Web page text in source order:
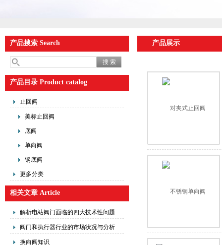
产品搜索 Search
产品目录 Product catalog
止回阀
美标止回阀
底阀
单向阀
钢底阀
更多分类
相关文章 Article
解析电站阀门面临的四大技术性问题
阀门和执行器行业的市场状况与分析
换向阀知识
产品展示